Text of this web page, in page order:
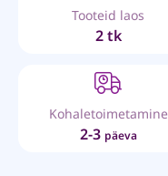
Tooteid laos
2 tk
Kohaletoimetamine
2-3 päeva